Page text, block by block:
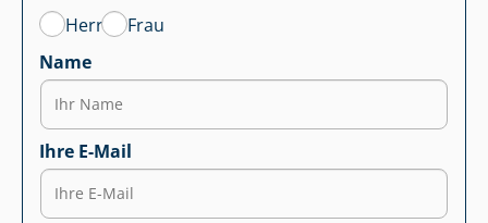
Herr
Frau
Name
Ihre E-Mail